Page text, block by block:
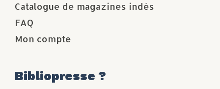
Catalogue de magazines indés
FAQ
Mon compte
Bibliopresse ?